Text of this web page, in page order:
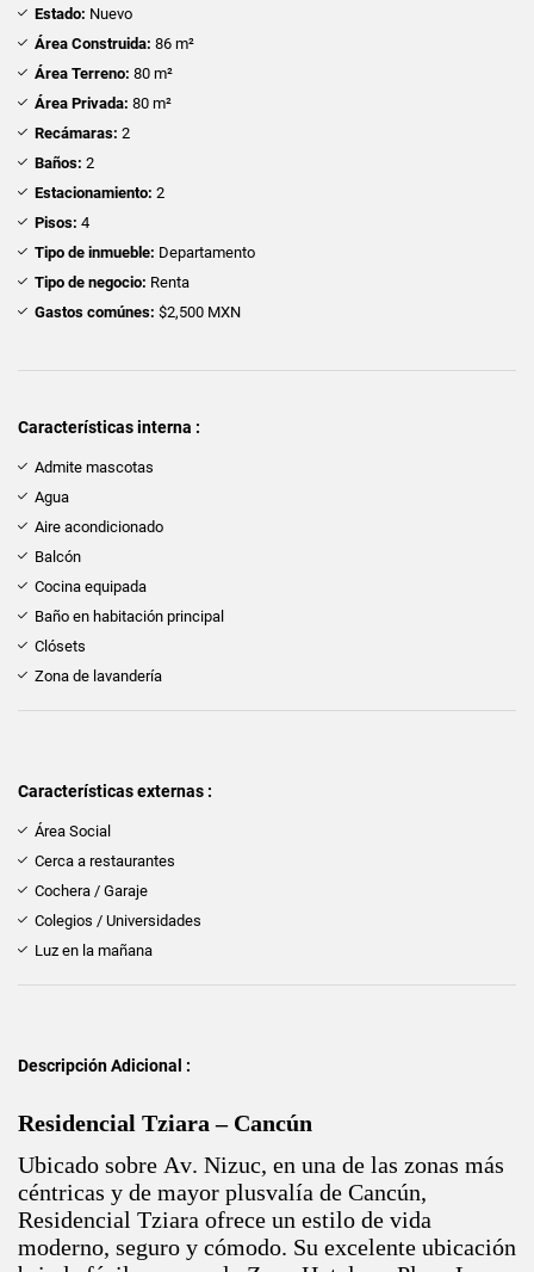
Estado: Nuevo
Área Construida: 86 m²
Área Terreno: 80 m²
Área Privada: 80 m²
Recámaras: 2
Baños: 2
Estacionamiento: 2
Pisos: 4
Tipo de inmueble: Departamento
Tipo de negocio: Renta
Gastos comúnes: $2,500 MXN
Características interna :
Admite mascotas
Agua
Aire acondicionado
Balcón
Cocina equipada
Baño en habitación principal
Clósets
Zona de lavandería
Características externas :
Área Social
Cerca a restaurantes
Cochera / Garaje
Colegios / Universidades
Luz en la mañana
Descripción Adicional :
Residencial Tziara – Cancún
Ubicado sobre Av. Nizuc, en una de las zonas más
céntricas y de mayor plusvalía de Cancún,
Residencial Tziara ofrece un estilo de vida
moderno, seguro y cómodo. Su excelente ubicación